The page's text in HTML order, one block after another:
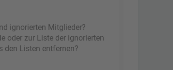
ignorierten Mitglieder?
oder zur Liste der ignorierten
den Listen entfernen?